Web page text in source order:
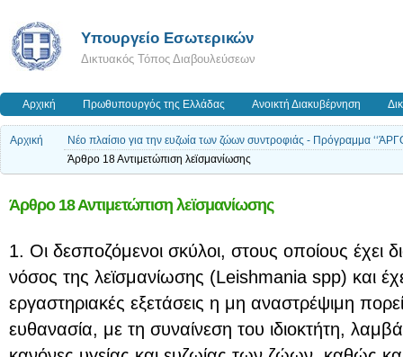
Υπουργείο Εσωτερικών
Δικτυακός Τόπος Διαβουλεύσεων
Αρχική Πρωθυπουργός της Ελλάδας Ανοικτή Διακυβέρνηση
Αρχική
Νέο πλαίσιο για την ευζωία των ζώων συντροφιάς - Πρόγραμμα
Άρθρο 18 Αντιμετώπιση λεϊσμανίωσης
Άρθρο 18 Αντιμετώπιση λεϊσμανίωσης
1. Οι δεσποζόμενοι σκύλοι, στους οποίους έχει
νόσος της λεϊσμανίωσης (Leishmania spp) και
εργαστηριακές εξετάσεις η μη αναστρέψιμη
ευθανασία, με τη συναίνεση του ιδιοκτήτη,